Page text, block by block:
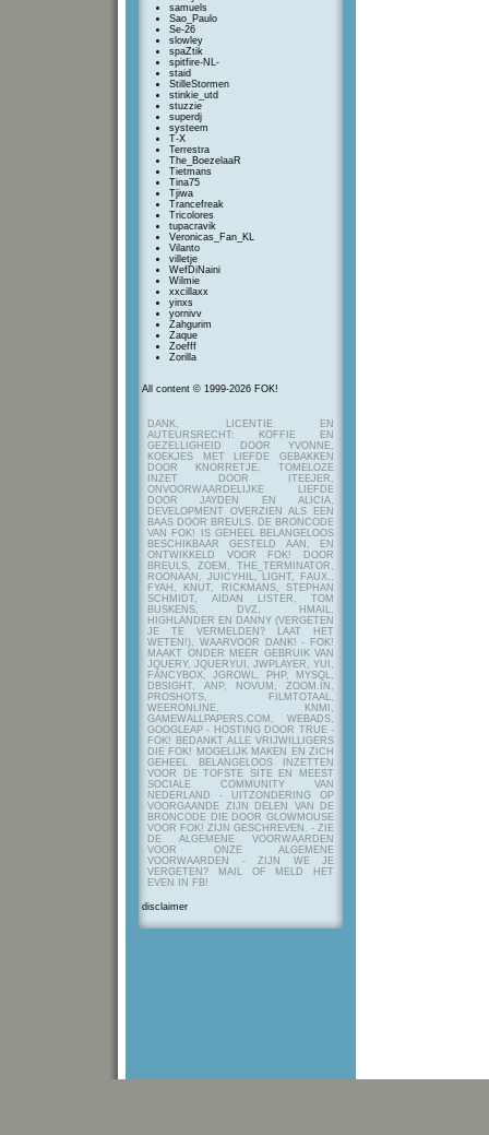
samuels
Sao_Paulo
Se-26
slowley
spaZtik
spitfire-NL-
staid
StilleStormen
stinkie_utd
stuzzie
superdj
systeem
T-X
Terrestra
The_BoezelaaR
Tietmans
Tina75
Tjiwa
Trancefreak
Tricolores
tupacravik
Veronicas_Fan_KL
Vilanto
villetje
WefDiNaini
Wilmie
xxcillaxx
yinxs
yornivv
Zahgurim
Zaque
Zoefff
Zorilla
All content © 1999-2026 FOK!
DANK, LICENTIE EN
AUTEURSRECHT: KOFFIE EN
GEZELLIGHEID DOOR YVONNE,
KOEKJES MET LIEFDE GEBAKKEN
DOOR KNORRETJE, TOMELOZE
INZET DOOR ITEEJER,
ONVOORWAARDELIJKE LIEFDE
DOOR JAYDEN EN ALICIA,
DEVELOPMENT OVERZIEN ALS EEN
BAAS DOOR BREULS. DE BRONCODE
VAN FOK! IS GEHEEL BELANGELOOS
BESCHIKBAAR GESTELD AAN, EN
ONTWIKKELD VOOR FOK! DOOR
BREULS, ZOEM, THE_TERMINATOR,
ROONAAN, JUICYHIL, LIGHT, FAUX.,
FYAH, KNUT, RICKMANS, STEPHAN
SCHMIDT, AIDAN LISTER, TOM
BUSKENS, DVZ, HMAIL,
HIGHLANDER EN DANNY (VERGETEN
JE TE VERMELDEN? LAAT HET
WETEN!), WAARVOOR DANK! - FOK!
MAAKT ONDER MEER GEBRUIK VAN
JQUERY, JQUERYUI, JWPLAYER, YUI,
FANCYBOX, JGROWL, PHP, MYSQL,
DBSIGHT, ANP, NOVUM, ZOOM.IN,
PROSHOTS, FILMTOTAAL,
WEERONLINE, KNMI,
GAMEWALLPAPERS.COM, WEBADS,
GOOGLEAP - HOSTING DOOR TRUE -
FOK! BEDANKT ALLE VRIJWILLIGERS
DIE FOK! MOGELIJK MAKEN EN ZICH
GEHEEL BELANGELOOS INZETTEN
VOOR DE TOFSTE SITE EN MEEST
SOCIALE COMMUNITY VAN
NEDERLAND - UITZONDERING OP
VOORGAANDE ZIJN DELEN VAN DE
BRONCODE DIE DOOR GLOWMOUSE
VOOR FOK! ZIJN GESCHREVEN. - ZIE
DE ALGEMENE VOORWAARDEN
VOOR ONZE ALGEMENE
VOORWAARDEN - ZIJN WE JE
VERGETEN? MAIL OF MELD HET
EVEN IN FB!
disclaimer